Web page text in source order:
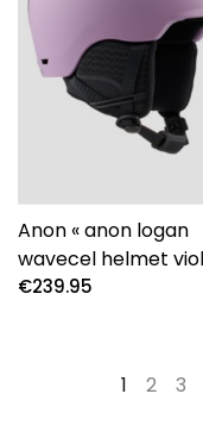
Anon « anon logan
wavecel helmet
€239.95
1 2 3